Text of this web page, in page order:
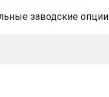
заводские опции